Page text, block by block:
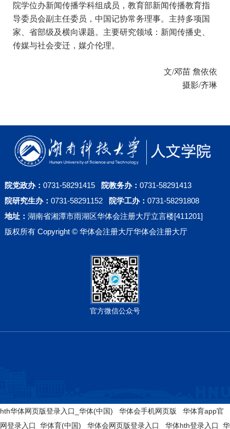
院学位办新闻传播学科组成员，教育部新闻传播教育指
导委员会副主任委员，中国记协常务理事。主持多项国
家、省部级及横向课题。主要研究领域：新闻传播史、
传媒与社会变迁，媒介伦理。
文/邓苗 詹依依
摄影/齐琳
院党政办： 0731-58291415 院教务办： 0731-58291413
院研究生办： 0731-58291152 院学工办： 0731-58291808
地址： 湖南省湘潭市雨湖区华体会注册大厅立言楼[411201]
版权所有 Copyright © 华体会注册大厅华体会注册大厅
官方微信公众号
hth华体网页版登录入口_华体(中国) 华体会手机网页版
华体育app官
网登录入口_华体育(中国)
华体会网页版登录入口 华体hth登录入口_华